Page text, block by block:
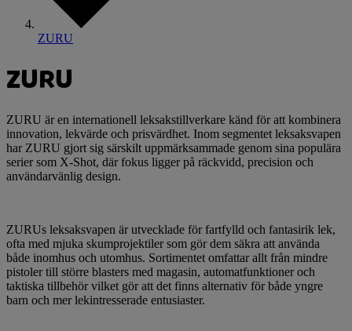
ZURU
ZURU
ZURU är en internationell leksakstillverkare känd för att kombinera
innovation, lekvärde och prisvärdhet. Inom segmentet leksaksvapen
har ZURU gjort sig särskilt uppmärksammade genom sina populära
serier som X-Shot, där fokus ligger på räckvidd, precision och
användarvänlig design.
ZURUs leksaksvapen är utvecklade för fartfylld och fantasirik lek,
ofta med mjuka skumprojektiler som gör dem säkra att använda
både inomhus och utomhus. Sortimentet omfattar allt från mindre
pistoler till större blasters med magasin, automatfunktioner och
taktiska tillbehör vilket gör att det finns alternativ för både yngre
barn och mer lekintresserade entusiaster.